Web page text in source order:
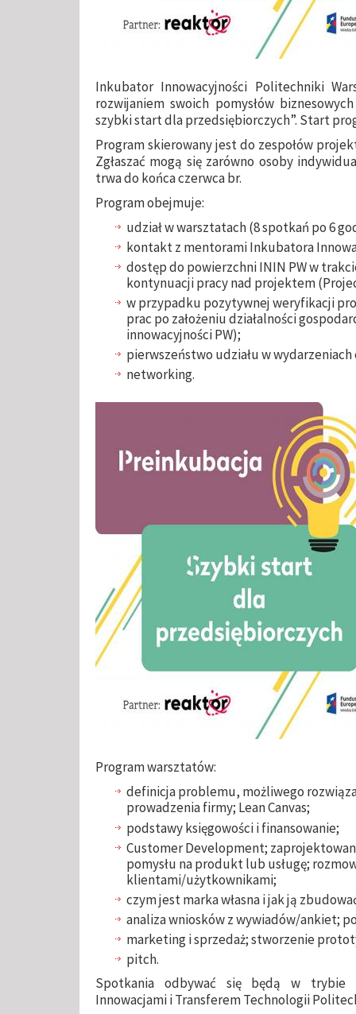
Inkubator Innowacyjności Politechniki
rozwijaniem swoich pomysłów
szybki start dla przedsiębiorczych”. Start
Program skierowany jest do zespołów
Zgłaszać mogą się zarówno osoby
trwa do końca czerwca br.
Program obejmuje:
udział w warsztatach (8 spotkań po 6
kontakt z mentorami Inkubatora
dostęp do powierzchni ININ PW w
kontynuacji pracy nad projektem
w przypadku pozytywnej weryfikacji
prac po założeniu działalności
innowacyjności PW);
pierwszeństwo udziału w
networking.
Program warsztatów:
definicja problemu, możliwego
prowadzenia firmy; Lean Canvas;
podstawy księgowości i finansowanie;
Customer Development;
pomysłu na produkt lub usługę;
klientami/użytkownikami;
czym jest marka własna i jak ją
analiza wniosków z wywiadów/ankiet;
marketing i sprzedaż; stworzenie
pitch.
Spotkania odbywać się będą w trybie
Innowacjami i Transferem Technologii